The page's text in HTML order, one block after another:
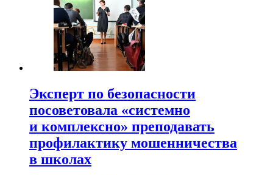
Эксперт по безопасности
посоветовала «системно
и комплексно» преподавать
профилактику мошенничества
в школах